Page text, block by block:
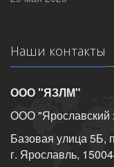
Наши контакты
ООО "ЯЗЛМ"
ООО "Ярославский
Базовая улица 5Б,
г. Ярославль,